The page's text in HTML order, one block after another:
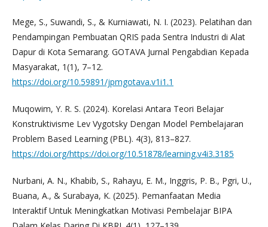
Mege, S., Suwandi, S., & Kurniawati, N. I. (2023). Pelatihan dan
Pendampingan Pembuatan QRIS pada Sentra Industri di Alat
Dapur di Kota Semarang. GOTAVA Jurnal Pengabdian Kepada
Masyarakat, 1(1), 7–12.
https://doi.org/10.59891/jpmgotava.v1i1.1
Muqowim, Y. R. S. (2024). Korelasi Antara Teori Belajar
Konstruktivisme Lev Vygotsky Dengan Model Pembelajaran
Problem Based Learning (PBL). 4(3), 813–827.
https://doi.org/https://doi.org/10.51878/learning.v4i3.3185
Nurbani, A. N., Khabib, S., Rahayu, E. M., Inggris, P. B., Pgri, U.,
Buana, A., & Surabaya, K. (2025). Pemanfaatan Media
Interaktif Untuk Meningkatkan Motivasi Pembelajar BIPA